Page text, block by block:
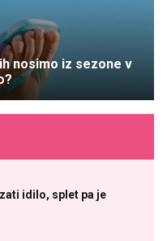
nosimo iz sezone v
idilo, splet pa je